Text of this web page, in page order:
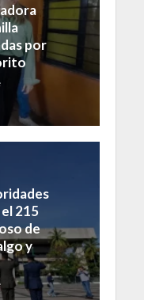
por
215
de
y